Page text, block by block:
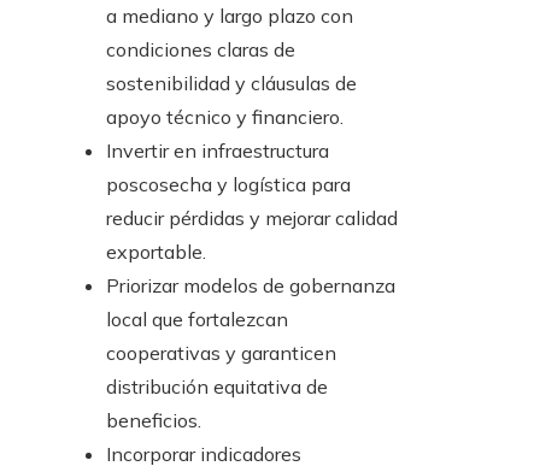
a mediano y largo plazo con
condiciones claras de
sostenibilidad y cláusulas de
apoyo técnico y financiero.
Invertir en infraestructura
poscosecha y logística para
reducir pérdidas y mejorar calidad
exportable.
Priorizar modelos de gobernanza
local que fortalezcan
cooperativas y garanticen
distribución equitativa de
beneficios.
Incorporar indicadores